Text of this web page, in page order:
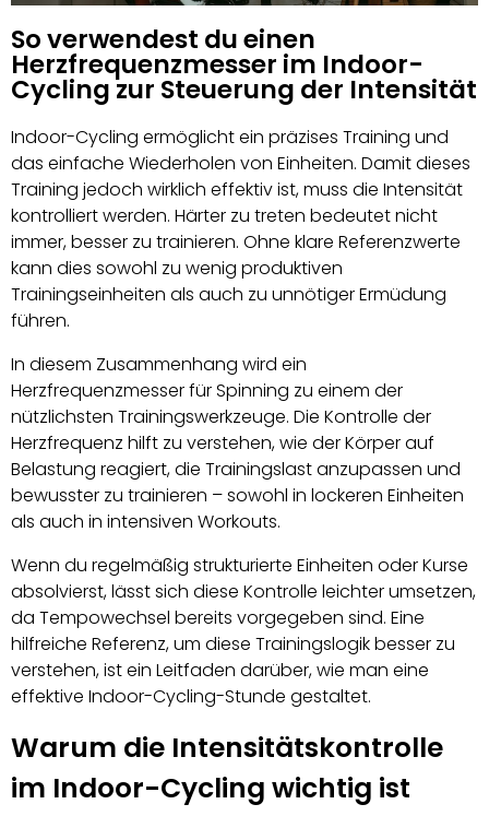
So verwendest du einen
Herzfrequenzmesser im Indoor-
Cycling zur Steuerung der Intensität
Indoor-Cycling ermöglicht ein präzises Training und
das einfache Wiederholen von Einheiten. Damit dieses
Training jedoch wirklich effektiv ist, muss die Intensität
kontrolliert werden. Härter zu treten bedeutet nicht
immer, besser zu trainieren. Ohne klare Referenzwerte
kann dies sowohl zu wenig produktiven
Trainingseinheiten als auch zu unnötiger Ermüdung
führen.
In diesem Zusammenhang wird ein
Herzfrequenzmesser für Spinning zu einem der
nützlichsten Trainingswerkzeuge. Die Kontrolle der
Herzfrequenz hilft zu verstehen, wie der Körper auf
Belastung reagiert, die Trainingslast anzupassen und
bewusster zu trainieren – sowohl in lockeren Einheiten
als auch in intensiven Workouts.
Wenn du regelmäßig strukturierte Einheiten oder Kurse
absolvierst, lässt sich diese Kontrolle leichter umsetzen,
da Tempowechsel bereits vorgegeben sind. Eine
hilfreiche Referenz, um diese Trainingslogik besser zu
verstehen, ist ein Leitfaden darüber, wie man eine
effektive Indoor-Cycling-Stunde gestaltet.
Warum die Intensitätskontrolle
im Indoor-Cycling wichtig ist